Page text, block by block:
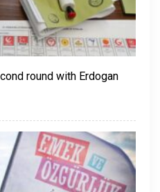
round with Erdogan